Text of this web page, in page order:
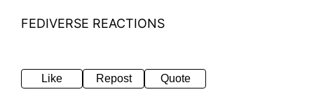
FEDIVERSE REACTIONS
Like Repost Quote